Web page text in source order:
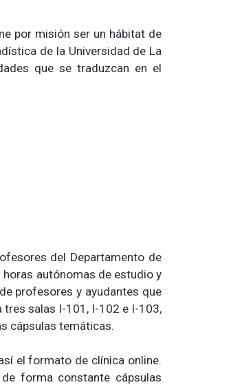
por misión ser un hábitat de
de la Universidad de La
que se traduzcan en el
del Departamento de
autónomas de estudio y
profesores y ayudantes que
tres salas I-101, I-102 e I-103,
cápsulas temáticas.
el formato de clínica online.
forma constante cápsulas